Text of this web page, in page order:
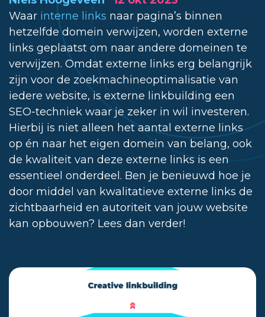
Waar interne links naar pagina’s binnen
hetzelfde domein verwijzen, worden externe
links geplaatst om naar andere domeinen te
verwijzen. Omdat externe links erg belangrijk
zijn voor de zoekmachineoptimalisatie van
iedere website, is externe linkbuilding een
SEO-techniek waar je zeker in wil investeren.
Hierbij is niet alleen het aantal externe links
op én naar het eigen domein van belang, ook
de kwaliteit van deze externe links is een
essentieel onderdeel. Ben je benieuwd hoe je
door middel van kwalitatieve externe links de
zichtbaarheid en autoriteit van jouw website
kan opbouwen? Lees dan verder!